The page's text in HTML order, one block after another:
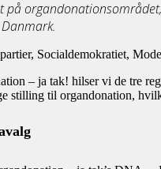
Socialdemokratiet,
– ja tak! hilser vi de tre
stilling til organdonation,